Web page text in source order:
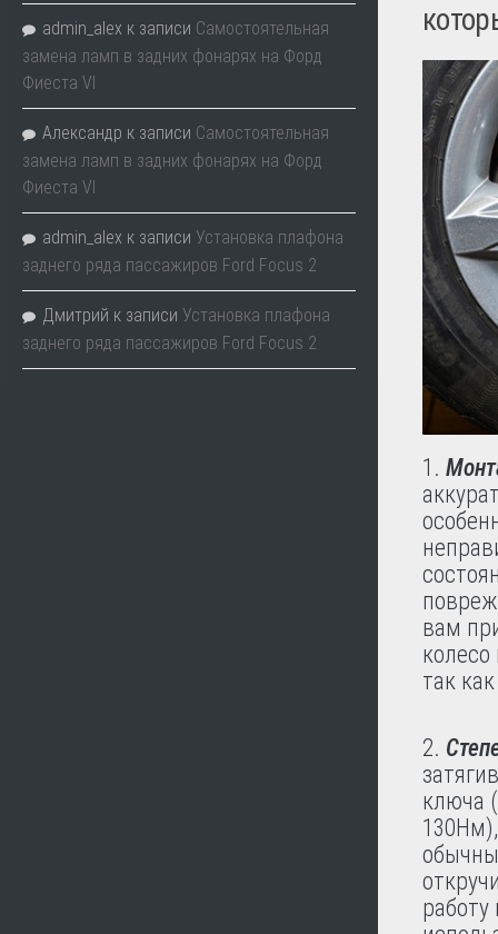
вам
так
ключа
admin_alex к записи Самостоятельная
замена ламп в задних фонарях на Форд
Фиеста VI
Александр к записи Самостоятельная
замена ламп в задних фонарях на Форд
Фиеста VI
admin_alex к записи Установка плафона
заднего ряда пассажиров Ford Focus 2
Дмитрий к записи Установка плафона
заднего ряда пассажиров Ford Focus 2